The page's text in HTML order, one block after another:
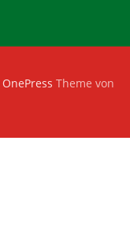
OnePress Theme von